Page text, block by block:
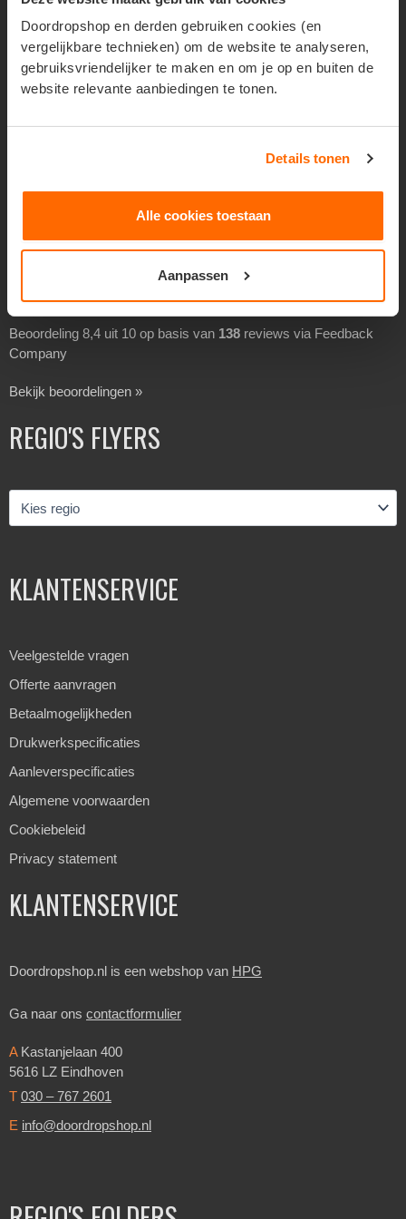
Doordropshop en derden gebruiken cookies (en
vergelijkbare technieken) om de website te analyseren,
gebruiksvriendelijker te maken en om je op en buiten de
website relevante aanbiedingen te tonen.
Details tonen
Alle cookies toestaan
Aanpassen
Geadresseerd verspreiden
Drukwerk verspreiden
Goedkoop folders verspreiden
Separaat verspreiden
Overheidsverspreiding
BEOORDELINGEN
Beoordeling 8,4 uit 10 op basis van 138 reviews via Feedback
Company
Bekijk beoordelingen »
REGIO'S FLYERS
KLANTENSERVICE
Veelgestelde vragen
Offerte aanvragen
Betaalmogelijkheden
Drukwerkspecificaties
Aanleverspecificaties
Algemene voorwaarden
Cookiebeleid
Privacy statement
KLANTENSERVICE
Doordropshop.nl is een webshop van HPG
Ga naar ons contactformulier
AKastanjelaan 400
5616 LZ Eindhoven
T 030 – 767 2601
E info@doordropshop.nl